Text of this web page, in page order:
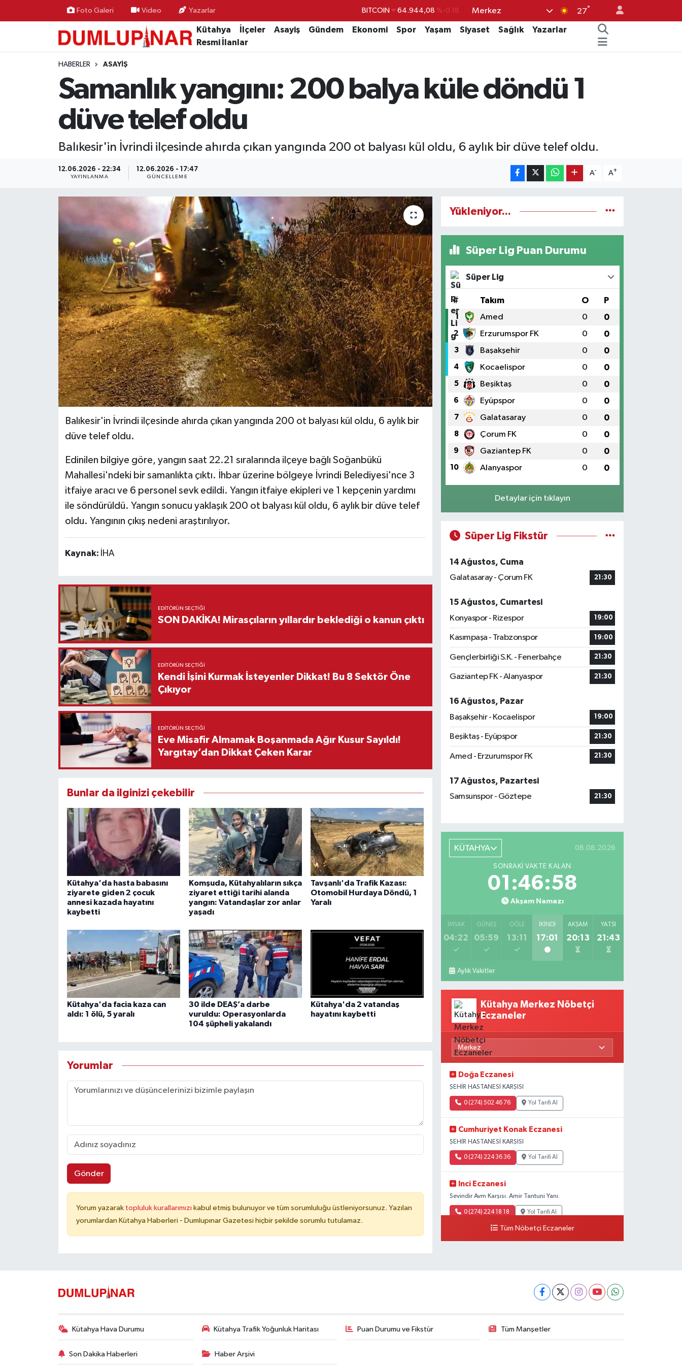
Foto Galeri Video Yazarlar BITCOIN 64.944,08 %-0.18
DOLAR 47,7436 %0.18
GRAM ALTIN 6660.55 %0.03
BİST100
Merkez 27°
Kütahya İlçeler Asayiş Gündem Ekonomi Spor Yaşam Siyaset Sağlık
Yazarlar
Resmi İlanlar
HABERLER ASAYIŞ
Samanlık yangını: 200 balya küle döndü 1
düve telef oldu
Balıkesir'in İvrindi ilçesinde ahırda çıkan yangında 200 ot balyası kül oldu, 6 aylık bir düve telef oldu.
12.06.2026 - 22:34
YAYINLANMA
12.06.2026 - 17:47
GÜNCELLEME
A- A+
Balıkesir'in İvrindi ilçesinde ahırda çıkan yangında 200 ot balyası kül oldu, 6 aylık bir
düve telef oldu.
Edinilen bilgiye göre, yangın saat 22.21 sıralarında ilçeye bağlı Soğanbükü
Mahallesi'ndeki bir samanlıkta çıktı. İhbar üzerine bölgeye İvrindi Belediyesi'nce 3
itfaiye aracı ve 6 personel sevk edildi. Yangın itfaiye ekipleri ve 1 kepçenin yardımı
ile söndürüldü. Yangın sonucu yaklaşık 200 ot balyası kül oldu, 6 aylık bir düve telef
oldu. Yangının çıkış nedeni araştırılıyor.
Kaynak: İHA
EDITÖRÜN SEÇTIĞI
SON DAKİKA! Mirasçıların yıllardır beklediği o kanun çıktı
EDITÖRÜN SEÇTIĞI
Kendi İşini Kurmak İsteyenler Dikkat! Bu 8 Sektör Öne
Çıkıyor
EDITÖRÜN SEÇTIĞI
Eve Misafir Almamak Boşanmada Ağır Kusur Sayıldı!
Yargıtay’dan Dikkat Çeken Karar
Bunlar da ilginizi çekebilir
Kütahya'da hasta babasını
ziyarete giden 2 çocuk
annesi kazada hayatını
kaybetti
Komşuda, Kütahyalıların sıkça
ziyaret ettiği tarihi alanda
yangın: Vatandaşlar zor anlar
yaşadı
Tavşanlı'da Trafik Kazası:
Otomobil Hurdaya Döndü, 1
Yaralı
Kütahya'da facia kaza can
aldı: 1 ölü, 5 yaralı
30 ilde DEAŞ’a darbe
vuruldu: Operasyonlarda
104 şüpheli yakalandı
Kütahya'da 2 vatandaş
hayatını kaybetti
Yorumlar
Gönder
Yorum yazarak topluluk kurallarımızı kabul etmiş bulunuyor ve tüm sorumluluğu üstleniyorsunuz. Yazılan
yorumlardan Kütahya Haberleri - Dumlupınar Gazetesi hiçbir şekilde sorumlu tutulamaz.
Yükleniyor...
Süper Lig Puan Durumu
Süper Lig
# Takım O P
1 Amed 0 0
2 Erzurumspor FK 0 0
3 Başakşehir 0 0
4 Kocaelispor 0 0
5 Beşiktaş 0 0
6 Eyüpspor 0 0
7 Galatasaray 0 0
8 Çorum FK 0 0
9 Gaziantep FK 0 0
10 Alanyaspor 0 0
Detaylar için tıklayın
Süper Lig Fikstür
14 Ağustos, Cuma
Galatasaray - Çorum FK
21:30
15 Ağustos, Cumartesi
Konyaspor - Rizespor
19:00
Kasımpaşa - Trabzonspor 19:00
Gençlerbirliği S.K. - Fenerbahçe 21:30
Gaziantep FK - Alanyaspor 21:30
16 Ağustos, Pazar
Başakşehir - Kocaelispor
19:00
Beşiktaş - Eyüpspor 21:30
Amed - Erzurumspor FK 21:30
17 Ağustos, Pazartesi
Samsunspor - Göztepe
21:30
KÜTAHYA 08.08.2026
SONRAKI VAKTE KALAN
01:46:57
Akşam Namazı
İMSAK
04:22
GÜNEŞ
05:59
ÖĞLE
13:11
İKINDI
17:01
AKŞAM
20:13
YATSI
21:43
Aylık Vakitler
Kütahya Merkez Nöbetçi
Eczaneler
Doğa Eczanesi
ŞEHİR HASTANESİ KARŞISI
0 (274) 502 46 76 Yol Tarifi Al
Cumhuriyet Konak Eczanesi
ŞEHİR HASTANESİ KARŞISI
0 (274) 224 36 36 Yol Tarifi Al
Inci Eczanesi
Sevindir Avm Karşısı. Amir Tantuni Yanı.
0 (274) 224 18 18 Yol Tarifi Al
Tüm Nöbetçi Eczaneler
Kütahya Hava Durumu Kütahya Trafik Yoğunluk Haritası Puan Durumu ve Fikstür Tüm Manşetler
Son Dakika Haberleri Haber Arşivi
Ekonomi
Eleman
Gündem
Haber İlanlar
Kültür-Sanat
Magazin
Resmi İlanlar
Seri İlan
Teknoloji
Kütahya Hava Durumu
Kütahya Trafik Yoğunluk Haritası
Süper Lig Puan Durumu ve Fikstür
Tüm Manşetler
Son Dakika Haberleri
Haber Arşivi